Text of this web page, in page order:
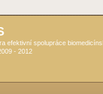
efektivní spolupráce
- 2012